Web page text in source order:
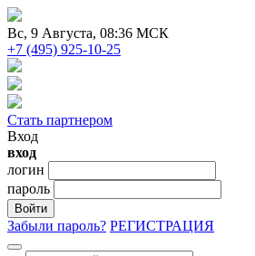
Вc, 9 Августа, 08:36 МСК
+7 (495) 925-10-25
Стать партнером
Вход
вход
логин
пароль
Войти
Забыли пароль? РЕГИСТРАЦИЯ